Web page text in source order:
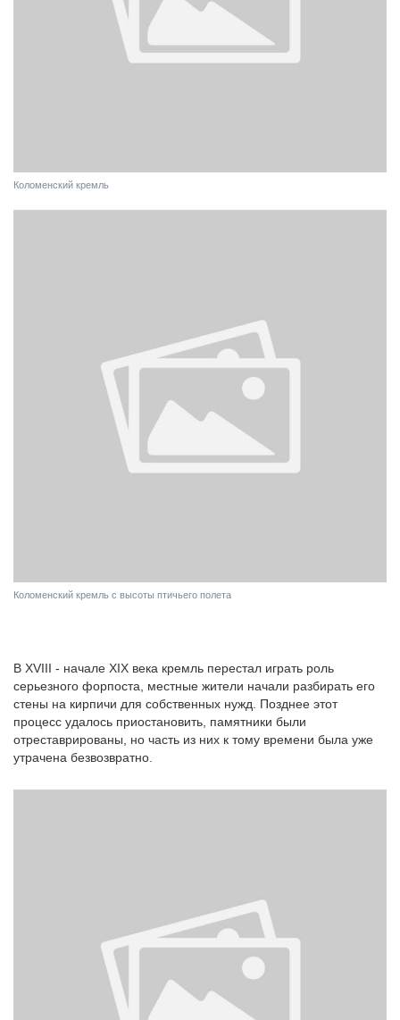
Коломенский кремль
Коломенский кремль с высоты птичьего полета
В XVIII - начале XIX века кремль перестал играть роль
серьезного форпоста, местные жители начали разбирать его
стены на кирпичи для собственных нужд. Позднее этот
процесс удалось приостановить, памятники были
отреставрированы, но часть из них к тому времени была уже
утрачена безвозвратно.